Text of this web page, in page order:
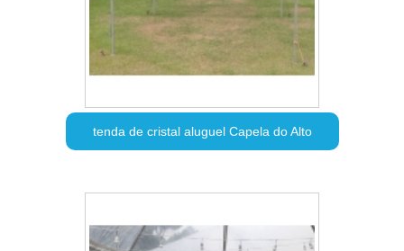
tenda de cristal aluguel Capela do Alto